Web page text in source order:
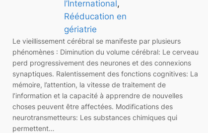
l’International
Rééducation en
gériatrie
Le vieillissement cérébral se manifeste par plusieurs
phénomènes : Diminution du volume cérébral: Le cerveau
perd progressivement des neurones et des connexions
synaptiques. Ralentissement des fonctions cognitives: La
mémoire, l’attention, la vitesse de traitement de
l’information et la capacité à apprendre de nouvelles
choses peuvent être affectées. Modifications des
neurotransmetteurs: Les substances chimiques qui
permettent…